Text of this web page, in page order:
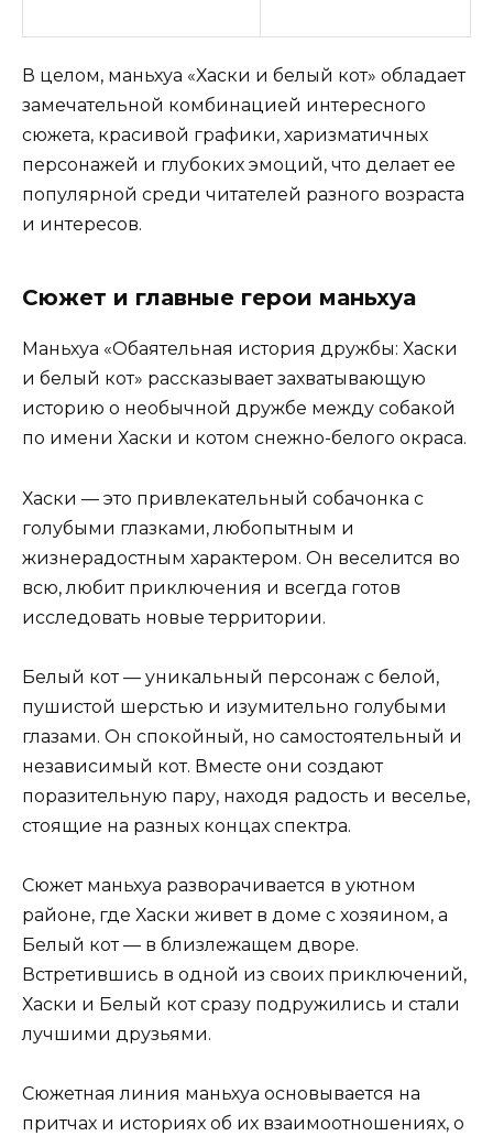
В целом, маньхуа «Хаски и белый кот» обладает
замечательной комбинацией интересного
сюжета, красивой графики, харизматичных
персонажей и глубоких эмоций, что делает ее
популярной среди читателей разного возраста
и интересов.
Сюжет и главные герои маньхуа
Маньхуа «Обаятельная история дружбы: Хаски
и белый кот» рассказывает захватывающую
историю о необычной дружбе между собакой
по имени Хаски и котом снежно-белого окраса.
Хаски — это привлекательный собачонка с
голубыми глазками, любопытным и
жизнерадостным характером. Он веселится во
всю, любит приключения и всегда готов
исследовать новые территории.
Белый кот — уникальный персонаж с белой,
пушистой шерстью и изумительно голубыми
глазами. Он спокойный, но самостоятельный и
независимый кот. Вместе они создают
поразительную пару, находя радость и веселье,
стоящие на разных концах спектра.
Сюжет маньхуа разворачивается в уютном
районе, где Хаски живет в доме с хозяином, а
Белый кот — в близлежащем дворе.
Встретившись в одной из своих приключений,
Хаски и Белый кот сразу подружились и стали
лучшими друзьями.
Сюжетная линия маньхуа основывается на
притчах и историях об их взаимоотношениях, о